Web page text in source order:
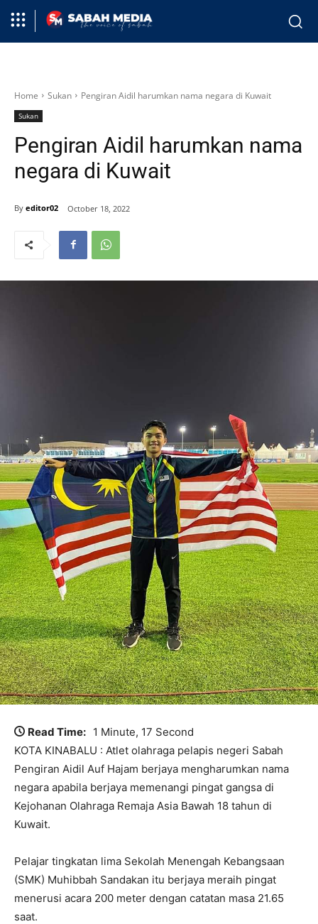
Home Sukan Pengiran Aidil harumkan nama negara di Kuwait
Sukan
Pengiran Aidil harumkan nama
negara di Kuwait
By editor02 October 18, 2022
Read Time: 1 Minute, 17 Second
KOTA KINABALU : Atlet olahraga pelapis negeri Sabah
Pengiran Aidil Auf Hajam berjaya mengharumkan nama
negara apabila berjaya memenangi pingat gangsa di
Kejohanan Olahraga Remaja Asia Bawah 18 tahun di
Kuwait.
Pelajar tingkatan lima Sekolah Menengah Kebangsaan
(SMK) Muhibbah Sandakan itu berjaya meraih pingat
menerusi acara 200 meter dengan catatan masa 21.65
saat.